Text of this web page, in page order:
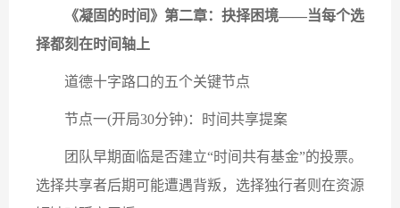
《凝固的时间》第二章：抉择困境——当每个选
择都刻在时间轴上
道德十字路口的五个关键节点
节点一(开局30分钟)：时间共享提案
团队早期面临是否建立“时间共有基金”的投票。
选择共享者后期可能遭遇背叛，选择独行者则在资源